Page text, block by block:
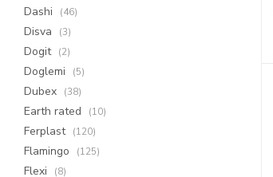
Dashi (46)
Disva (3)
Dogit (2)
Doglemi (5)
Dubex (38)
Earth rated (10)
Ferplast (120)
Flamingo (125)
Flexi (8)